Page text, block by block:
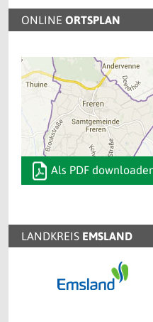
ONLINE ORTSPLAN
Als PDF
LANDKREIS EMSLAND